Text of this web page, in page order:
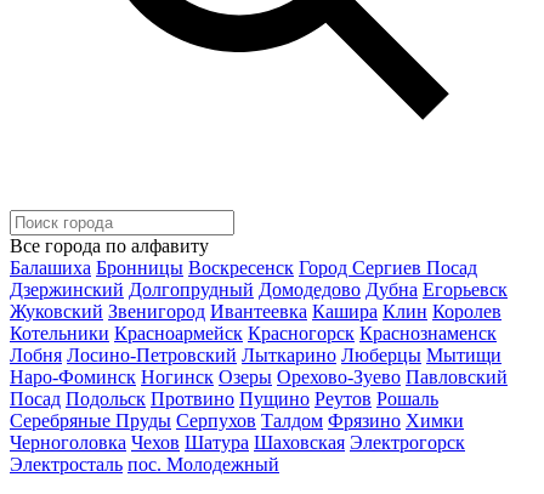
Все города по алфавиту
Балашиха Бронницы Воскресенск Город Сергиев Посад
Дзержинский Долгопрудный Домодедово Дубна Егорьевск
Жуковский Звенигород Ивантеевка Кашира Клин Королев
Котельники Красноармейск Красногорск Краснознаменск
Лобня Лосино-Петровский Лыткарино Люберцы Мытищи
Наро-Фоминск Ногинск Озеры Орехово-Зуево Павловский
Посад Подольск Протвино Пущино Реутов Рошаль
Серебряные Пруды Серпухов Талдом Фрязино Химки
Черноголовка Чехов Шатура Шаховская Электрогорск
Электросталь пос. Молодежный